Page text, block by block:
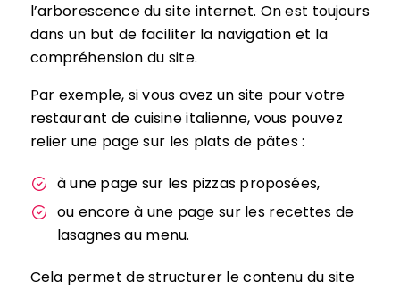
l’arborescence du site internet. On est toujours
dans un but de faciliter la navigation et la
compréhension du site.
Par exemple, si vous avez un site pour votre
restaurant de cuisine italienne, vous pouvez
relier une page sur les plats de pâtes :
à une page sur les pizzas proposées,
ou encore à une page sur les recettes de
lasagnes au menu.
Cela permet de structurer le contenu du site